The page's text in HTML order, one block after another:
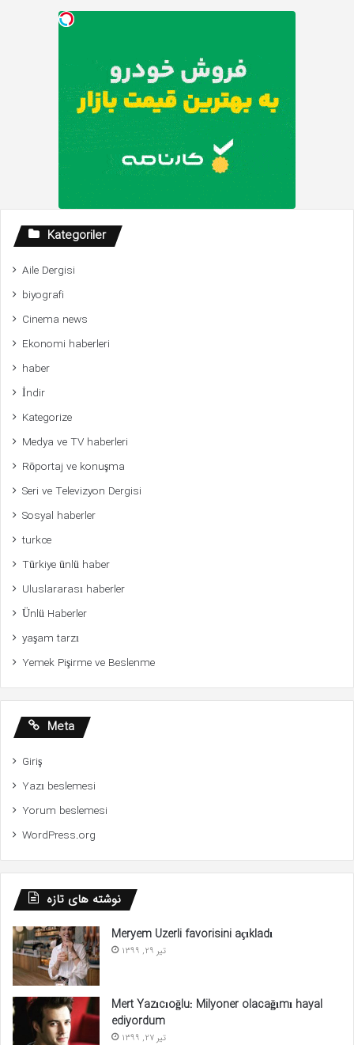
Kategoriler
Aile Dergisi
biyografi
Cinema news
Ekonomi haberleri
haber
İndir
Kategorize
Medya ve TV haberleri
Röportaj ve konuşma
Seri ve Televizyon Dergisi
Sosyal haberler
turkce
Türkiye ünlü haber
Uluslararası haberler
Ünlü Haberler
yaşam tarzı
Yemek Pişirme ve Beslenme
Meta
Giriş
Yazı beslemesi
Yorum beslemesi
WordPress.org
نوشته های تازه
Meryem Uzerli favorisini açıkladı
تیر 29, 1399
Mert Yazıcıoğlu: Milyoner olacağımı hayal
ediyordum
تیر 27, 1399